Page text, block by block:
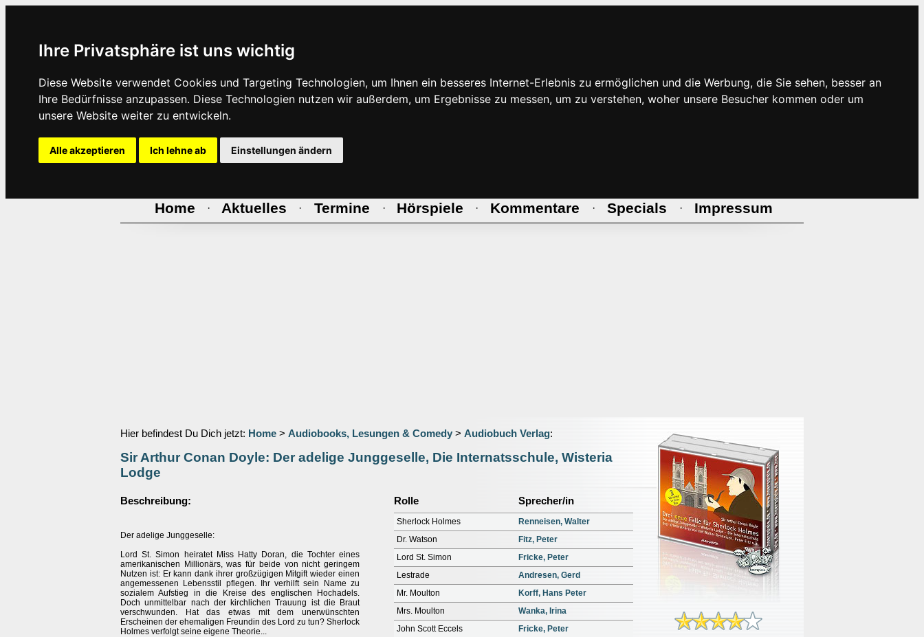
Ihre Privatsphäre ist uns wichtig
Diese Website verwendet Cookies und Targeting Technologien, um Ihnen ein besseres Internet-Erlebnis zu ermöglichen und die Werbung, die Sie sehen, besser an
Ihre Bedürfnisse anzupassen. Diese Technologien nutzen wir außerdem, um Ergebnisse zu messen, um zu verstehen, woher unsere Besucher kommen oder um
unsere Website weiter zu entwickeln.
Alle akzeptieren Ich lehne ab Einstellungen ändern
Home · Aktuelles · Termine · Hörspiele · Kommentare · Specials · Impressum
Hier befindest Du Dich jetzt: Home > Audiobooks, Lesungen & Comedy > Audiobuch Verlag:
Sir Arthur Conan Doyle: Der adelige Junggeselle, Die Internatsschule, Wisteria
Lodge
Beschreibung:
Der adelige Junggeselle:
Lord St. Simon heiratet Miss Hatty Doran, die Tochter eines
amerikanischen Millionärs, was für beide von nicht geringem
Nutzen ist: Er kann dank ihrer großzügigen Mitgift wieder einen
angemessenen Lebensstil pflegen. Ihr verhilft sein Name zu
sozialem Aufstieg in die Kreise des englischen Hochadels.
Doch unmittelbar nach der kirchlichen Trauung ist die Braut
verschwunden. Hat das etwas mit dem unerwünschten
Erscheinen der ehemaligen Freundin des Lord zu tun? Sherlock
Holmes verfolgt seine eigene Theorie...
Rolle Sprecher/in
Sherlock Holmes
Renneisen, Walter
Dr. Watson
Fitz, Peter
Lord St. Simon
Fricke, Peter
Lestrade
Andresen, Gerd
Mr. Moulton
Korff, Hans Peter
Mrs. Moulton
Wanka, Irina
John Scott Eccels
Fricke, Peter